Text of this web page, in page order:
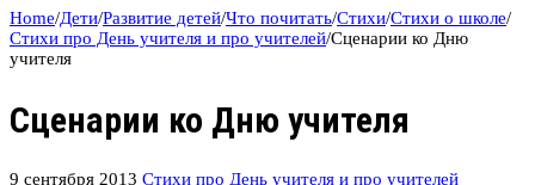
Home/Дети/Развитие детей/Что почитать/Стихи/Стихи о школе/
Стихи про День учителя и про учителей/Сценарии ко Дню
учителя
Сценарии ко Дню учителя
9 сентября 2013 Стихи про День учителя и про учителей